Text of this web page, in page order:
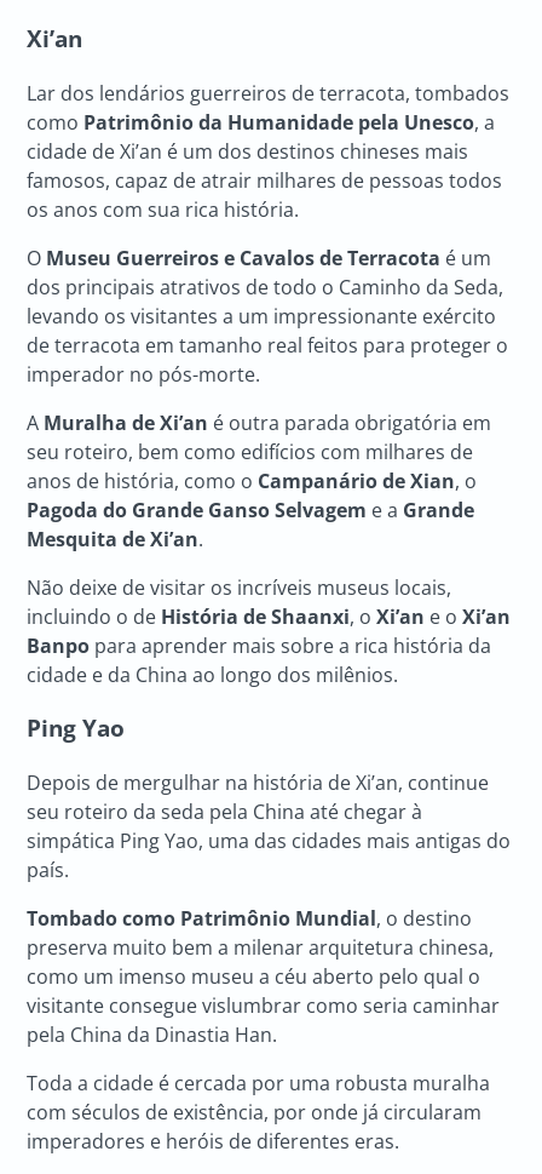
Xi’an
Lar dos lendários guerreiros de terracota, tombados
como Patrimônio da Humanidade pela Unesco, a
cidade de Xi’an é um dos destinos chineses mais
famosos, capaz de atrair milhares de pessoas todos
os anos com sua rica história.
O Museu Guerreiros e Cavalos de Terracota é um
dos principais atrativos de todo o Caminho da Seda,
levando os visitantes a um impressionante exército
de terracota em tamanho real feitos para proteger o
imperador no pós-morte.
A Muralha de Xi’an é outra parada obrigatória em
seu roteiro, bem como edifícios com milhares de
anos de história, como o Campanário de Xian, o
Pagoda do Grande Ganso Selvagem e a Grande
Mesquita de Xi’an.
Não deixe de visitar os incríveis museus locais,
incluindo o de História de Shaanxi, oXi’an e oXi’an
Banpo para aprender mais sobre a rica história da
cidade e da China ao longo dos milênios.
Ping Yao
Depois de mergulhar na história de Xi’an, continue
seu roteiro da seda pela China até chegar à
simpática Ping Yao, uma das cidades mais antigas do
país.
Tombado como Patrimônio Mundial, o destino
preserva muito bem a milenar arquitetura chinesa,
como um imenso museu a céu aberto pelo qual o
visitante consegue vislumbrar como seria caminhar
pela China da Dinastia Han.
Toda a cidade é cercada por uma robusta muralha
com séculos de existência, por onde já circularam
imperadores e heróis de diferentes eras.